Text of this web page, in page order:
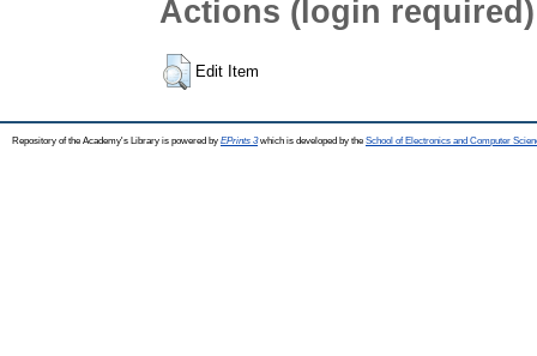
Actions (login required)
Edit Item
Repository of the Academy's Library is powered by EPrints 3which is developed by the School of Electronics and Computer